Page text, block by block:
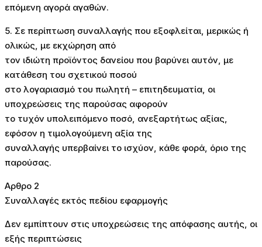
επόμενη αγορά αγαθών.
5. Σε περίπτωση συναλλαγής που εξοφλείται, μερικώς ή
ολικώς, με εκχώρηση από
τον ιδιώτη προϊόντος δανείου που βαρύνει αυτόν, με
κατάθεση του σχετικού ποσού
στο λογαριασμό του πωλητή – επιτηδευματία, οι
υποχρεώσεις της παρούσας αφορούν
το τυχόν υπολειπόμενο ποσό, ανεξαρτήτως αξίας,
εφόσον η τιμολογούμενη αξία της
συναλλαγής υπερβαίνει το ισχύον, κάθε φορά, όριο της
παρούσας.
Αρθρο 2
Συναλλαγές εκτός πεδίου εφαρμογής
Δεν εμπίπτουν στις υποχρεώσεις της απόφασης αυτής, οι
εξής περιπτώσεις